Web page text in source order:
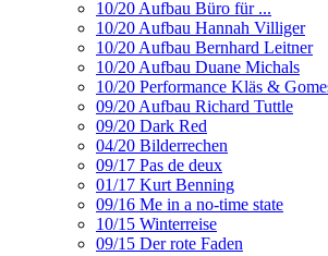
10/20 Aufbau Büro für ...
10/20 Aufbau Hannah Villiger
10/20 Aufbau Bernhard Leitner
10/20 Aufbau Duane Michals
10/20 Performance Kläs &
09/20 Aufbau Richard Tuttle
09/20 Dark Red
04/20 Bilderrechen
09/17 Pas de deux
01/17 Kurt Benning
09/16 Me in a no-time state
10/15 Winterreise
09/15 Der rote Faden